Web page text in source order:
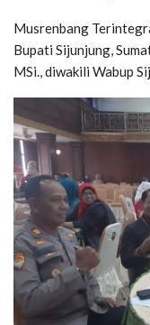
Musrenbang
Bupati Sijunjung,
MSi., diwakili Wabup